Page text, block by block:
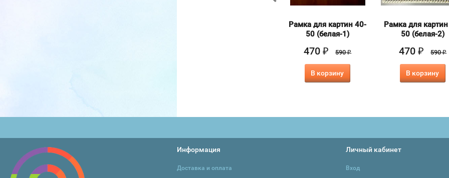
Рамка для картин 40-
50 (белая-1)
470₽ 590₽
В корзину
Рамка для
50 (белая-2)
470₽ 590₽
В корзину
Информация
Доставка и оплата
Личный кабинет
Вход